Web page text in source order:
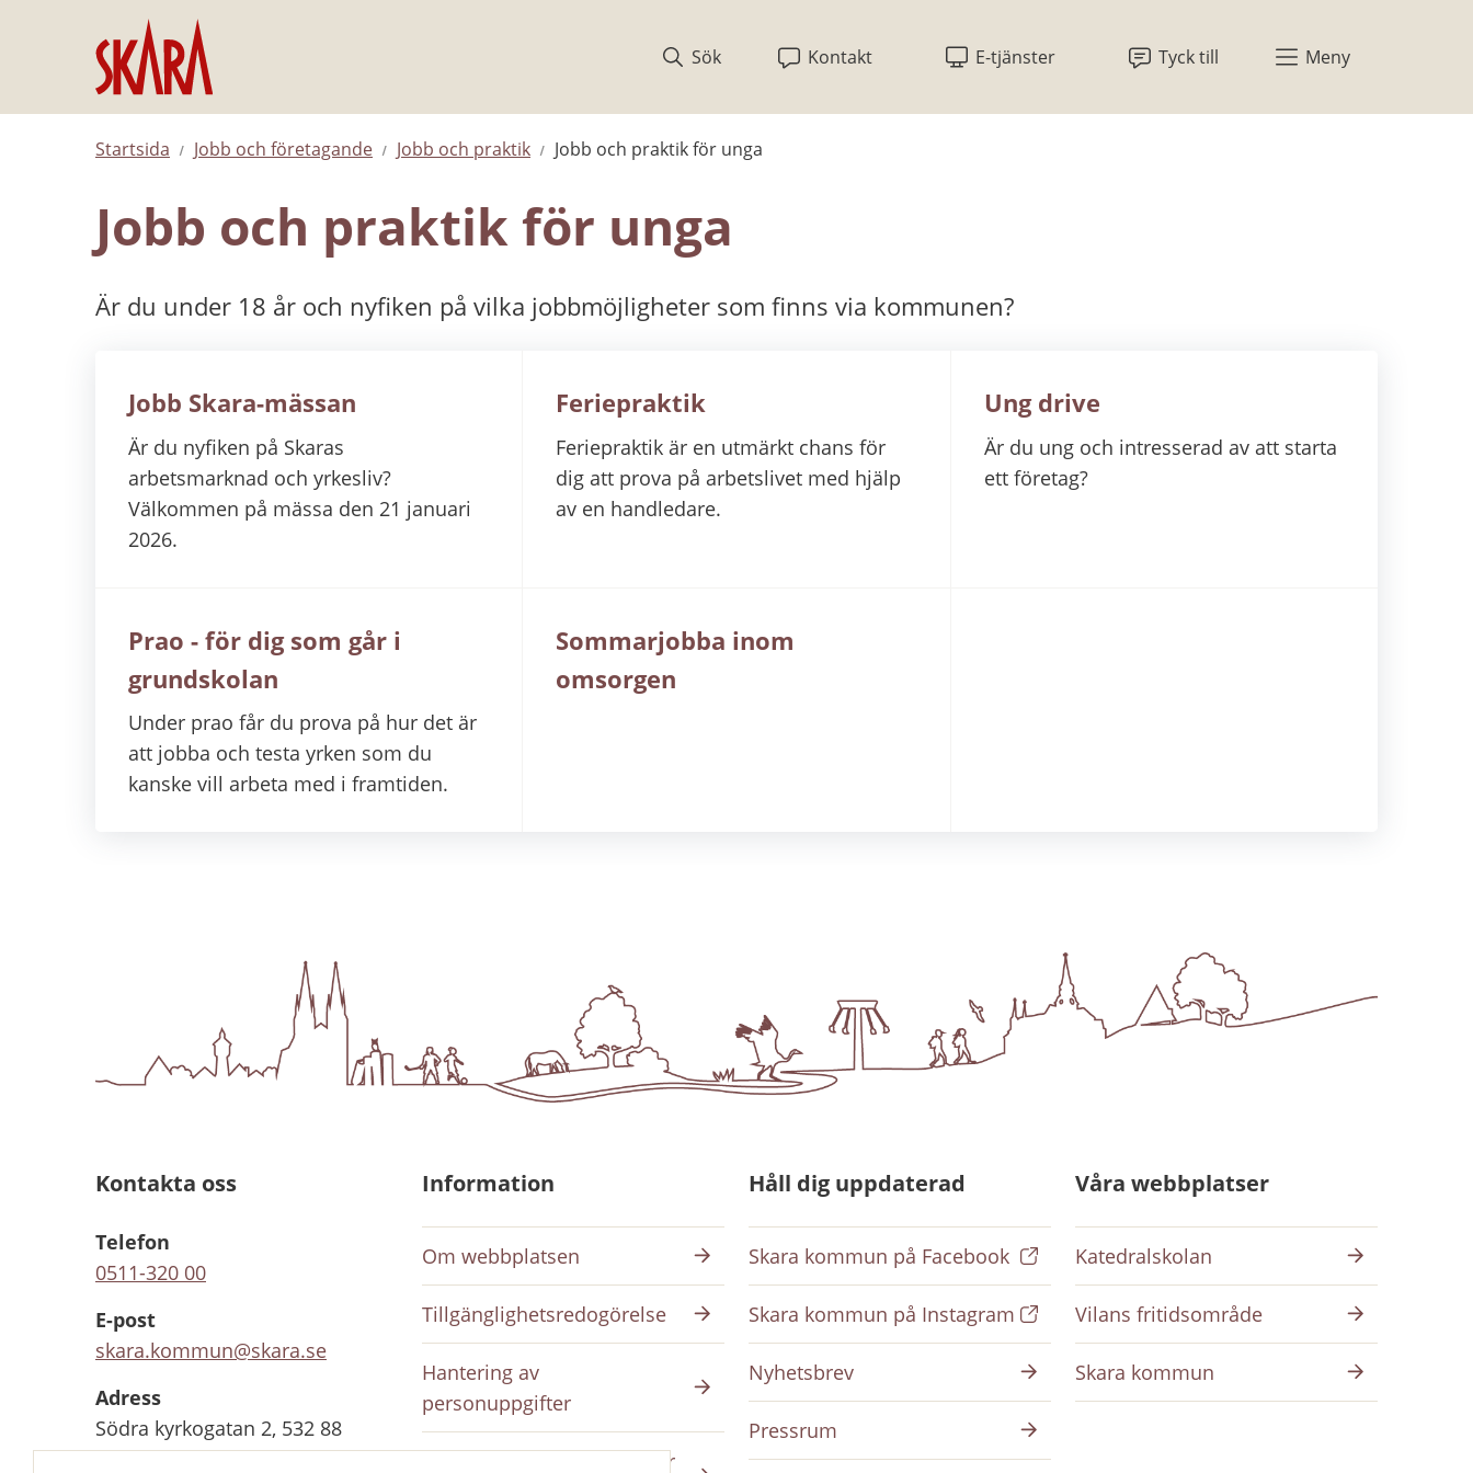
Hoppa till innehåll
Sök
Kontakt E-tjänster Tyck till Meny
Startsida Jobb och företagande Jobb och praktik Jobb och praktik för unga
Jobb och praktik för unga
Är du under 18 år och nyfiken på vilka jobbmöjligheter som finns via kommunen?
Jobb Skara-mässan
Är du nyfiken på Skaras
arbetsmarknad och yrkesliv?
Välkommen på mässa den 21 januari
2026.
Feriepraktik
Feriepraktik är en utmärkt chans för
dig att prova på arbetslivet med hjälp
av en handledare.
Ung drive
Är du ung och intresserad av att starta
ett företag?
Prao - för dig som går i
grundskolan
Under prao får du prova på hur det är
att jobba och testa yrken som du
kanske vill arbeta med i framtiden.
Sommarjobba inom
omsorgen
Kontakta oss
Telefon
0511-320 00
E-post
skara.kommun@skara.se
Adress
Södra kyrkogatan 2, 532 88
Skara
Information
Om webbplatsen
Tillgänglighetsredogörelse
Hantering av
personuppgifter
Inloggning på intranätet för
Håll dig uppdaterad
Skara kommun på Facebook
Skara kommun på Instagram
Nyhetsbrev
Pressrum
Våra webbplatser
Katedralskolan
Vilans fritidsområde
Skara kommun